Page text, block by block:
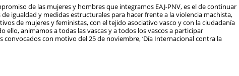
de las mujeres y hombres que integramos EAJ-PNV, es el de continuar
igualdad y medidas estructurales para hacer frente a la violencia machista,
de mujeres y feministas, con el tejido asociativo vasco y con la ciudadanía
ello, animamos a todas las vascas y a todos los vascos a participar
convocados con motivo del 25 de noviembre, ‘Día Internacional contra la